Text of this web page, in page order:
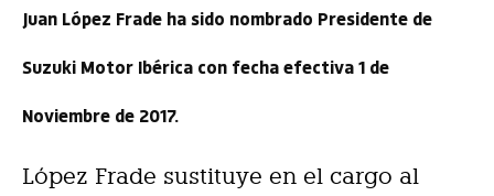
Juan López Frade ha sido nombrado Presidente de
Suzuki Motor Ibérica con fecha efectiva 1 de
Noviembre de 2017.
López Frade sustituye en el cargo al